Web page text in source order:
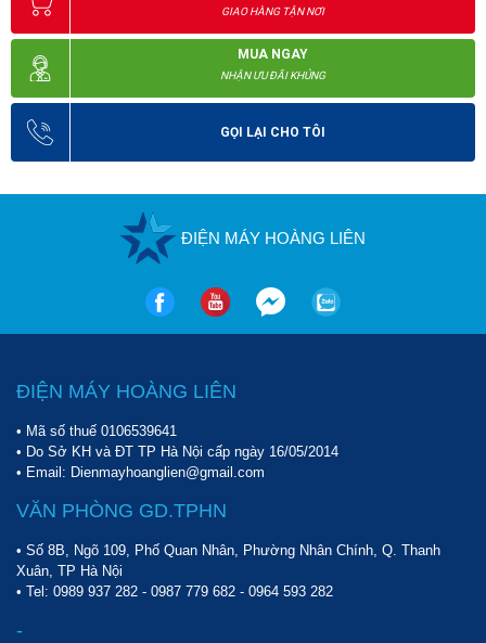
GIAO HÀNG TẬN NƠI
MUA NGAY
NHẬN ƯU ĐÃI KHỦNG
GỌI LẠI CHO TÔI
ĐIỆN MÁY HOÀNG LIÊN
ĐIỆN MÁY HOÀNG LIÊN
• Mã số thuế 0106539641
• Do Sở KH và ĐT TP Hà Nội cấp ngày 16/05/2014
• Email: Dienmayhoanglien@gmail.com
VĂN PHÒNG GD.TPHN
• Số 8B, Ngõ 109, Phố Quan Nhân, Phường Nhân Chính, Q. Thanh
Xuân, TP Hà Nội
• Tel: 0989 937 282 - 0987 779 682 - 0964 593 282
-